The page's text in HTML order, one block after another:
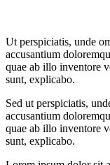
Ut perspiciatis, unde
accusantium
quae ab illo inventore
sunt, explicabo.
Sed ut perspiciatis,
accusantium
quae ab illo inventore
sunt, explicabo.